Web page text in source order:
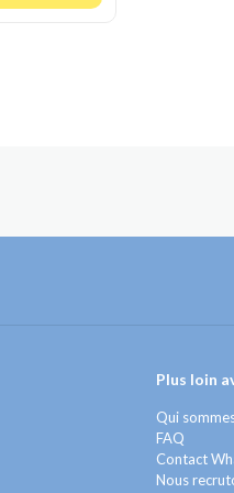
Plus loin
Qui
FAQ
Contact
Nous